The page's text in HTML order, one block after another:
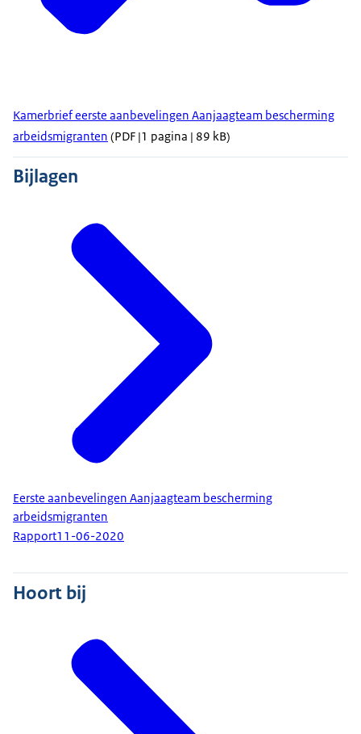
Kamerbrief eerste aanbevelingen Aanjaagteam bescherming
arbeidsmigranten (PDF |1 pagina | 89 kB)
Bijlagen
Eerste aanbevelingen Aanjaagteam bescherming
arbeidsmigranten
Rapport11-06-2020
Hoort bij